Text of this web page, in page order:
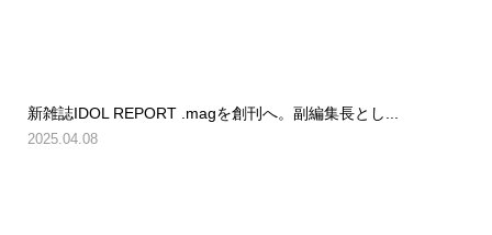
新雑誌IDOL REPORT .magを創刊へ。副編集長とし...
2025.04.08